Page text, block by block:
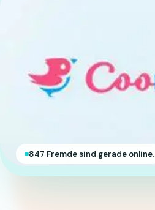
847 Fremde sind gerade online.